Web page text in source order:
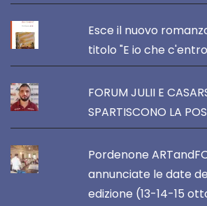
Esce il nuovo
titolo "E io che
FORUM JULII E
SPARTISCONO LA
Pordenone
annunciate le date
edizione (13-14-15